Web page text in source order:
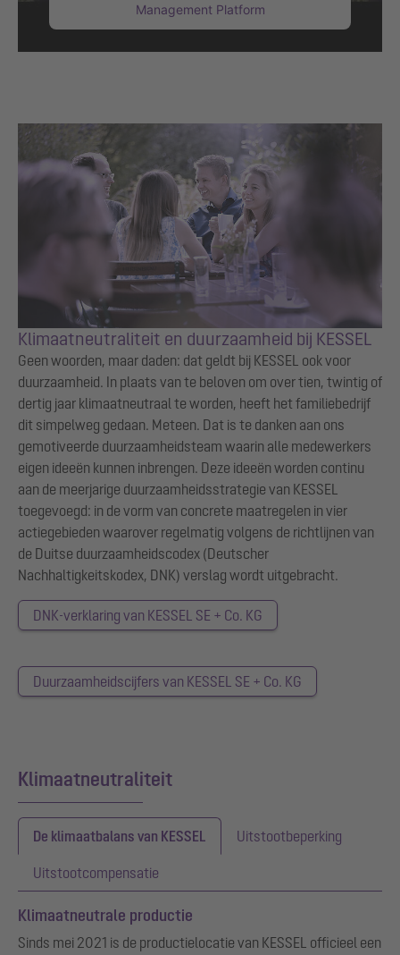
Management Platform
Klimaatneutraliteit en duurzaamheid bij KESSEL
Geen woorden, maar daden: dat geldt bij KESSEL ook voor
duurzaamheid. In plaats van te beloven om over tien, twintig of
dertig jaar klimaatneutraal te worden, heeft het familiebedrijf
dit simpelweg gedaan. Meteen. Dat is te danken aan ons
gemotiveerde duurzaamheidsteam waarin alle medewerkers
eigen ideeën kunnen inbrengen. Deze ideeën worden continu
aan de meerjarige duurzaamheidsstrategie van KESSEL
toegevoegd: in de vorm van concrete maatregelen in vier
actiegebieden waarover regelmatig volgens de richtlijnen van
de Duitse duurzaamheidscodex (Deutscher
Nachhaltigkeitskodex, DNK) verslag wordt uitgebracht.
DNK-verklaring van KESSEL SE + Co. KG
Duurzaamheidscijfers van KESSEL SE + Co. KG
Klimaatneutraliteit
De klimaatbalans van KESSEL Uitstootbeperking
Uitstootcompensatie
Klimaatneutrale productie
Sinds mei 2021 is de productielocatie van KESSEL officieel een